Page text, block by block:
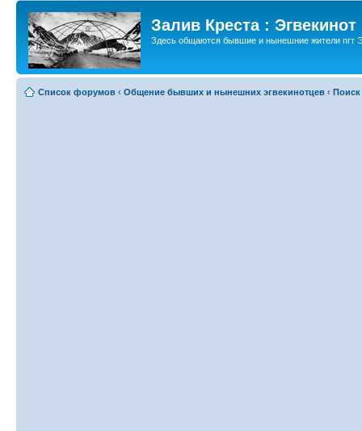
Залив Креста : Эгвекинот
Здесь общаются бывшие и нынешние жители пгт
Список форумов ‹ Общение бывших и нынешних эгвекинотцев ‹ Поиск